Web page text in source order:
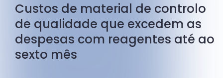
Custos de material de controlo
de qualidade que excedem as
despesas com reagentes até ao
sexto mês